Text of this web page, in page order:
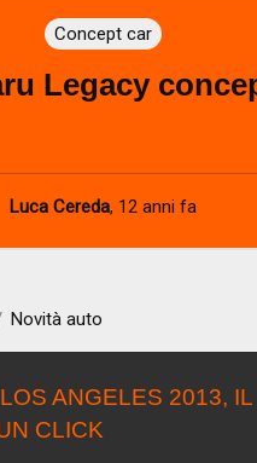
Concept car
Legacy
Luca Cereda, 12 anni fa
Novità auto
ANGELES 2013, IL
CLICK